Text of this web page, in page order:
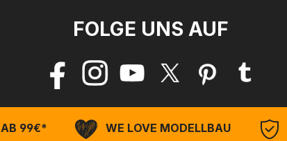
FOLGE UNS AUF
AB 99€* WE LOVE MODELLBAU